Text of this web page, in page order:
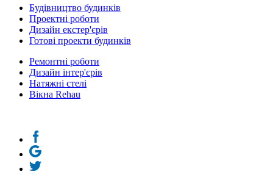
Будівництво будинків
Проектні роботи
Дизайн екстер'єрів
Готові проекти будинків
Ремонтні роботи
Дизайн інтер'єрів
Натяжні стелі
Вікна Rehau